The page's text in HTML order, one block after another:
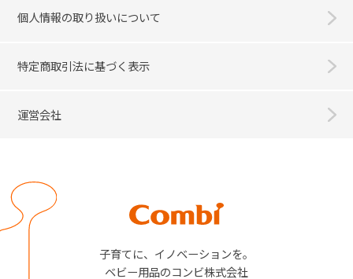
個人情報の取り扱いについて
特定商取引法に基づく表示
運営会社
子育てに、イノベーションを。
ベビー用品のコンビ株式会社